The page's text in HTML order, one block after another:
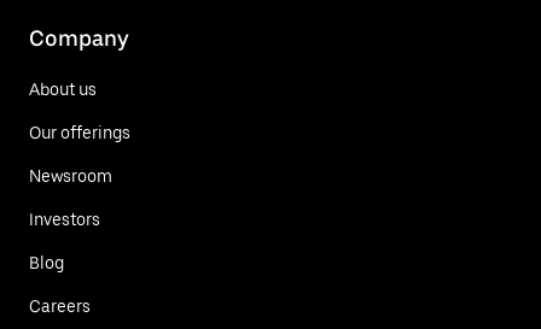
Company
About us
Our offerings
Newsroom
Investors
Blog
Careers